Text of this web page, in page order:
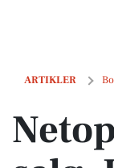
ARTIKLER
Netop kommet